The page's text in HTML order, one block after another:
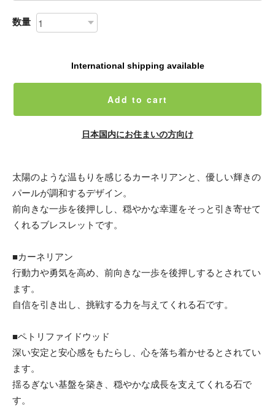
数量
International shipping available
Add to cart
日本国内にお住まいの方向け
太陽のような温もりを感じるカーネリアンと、優しい輝きの
パールが調和するデザイン。
前向きな一歩を後押しし、穏やかな幸運をそっと引き寄せて
くれるブレスレットです。
■カーネリアン
行動力や勇気を高め、前向きな一歩を後押しするとされてい
ます。
自信を引き出し、挑戦する力を与えてくれる石です。
■ペトリファイドウッド
深い安定と安心感をもたらし、心を落ち着かせるとされてい
ます。
揺るぎない基盤を築き、穏やかな成長を支えてくれる石で
す。